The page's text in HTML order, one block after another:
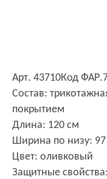
Арт. 43710Код
Состав:
покрытием
Длина: 120 см
Ширина по низу:
Цвет: оливковый
Защитные